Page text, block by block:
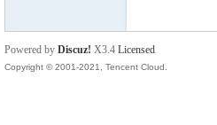
Powered by Discuz! X3.4 Licensed
Copyright © 2001-2021, Tencent Cloud.